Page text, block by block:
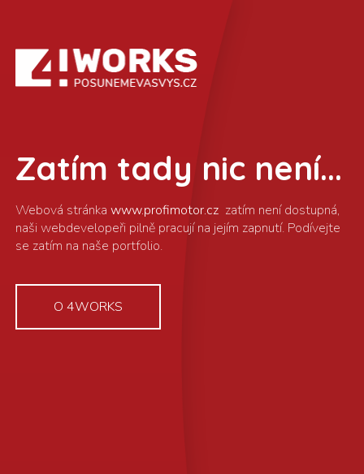
Zatím tady nic není...
www.profimotor.cz
O 4WORKS